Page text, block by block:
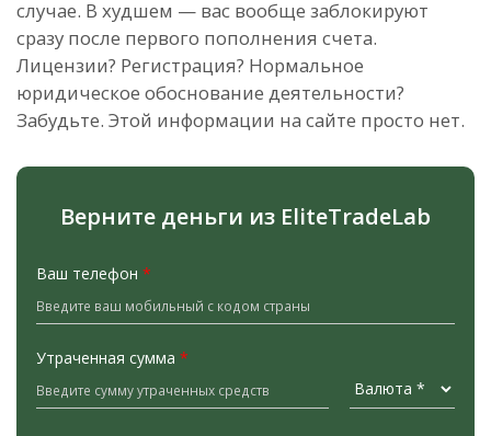
случае. В худшем — вас вообще заблокируют
сразу после первого пополнения счета.
Лицензии? Регистрация? Нормальное
юридическое обоснование деятельности?
Забудьте. Этой информации на сайте просто нет.
Верните деньги из EliteTradeLab
Ваш телефон *
Утраченная сумма *